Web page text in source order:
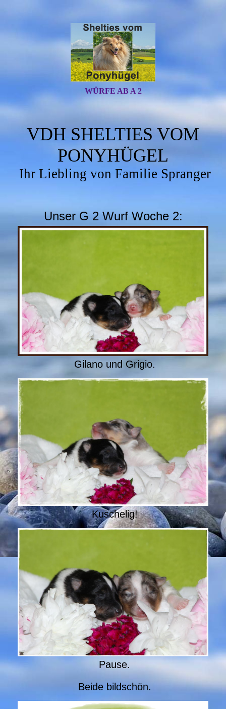
WÜRFE AB A 2
VDH SHELTIES VOM
PONYHÜGEL
Ihr Liebling von Familie Spranger
Unser G 2 Wurf Woche 2:
Gilano und Grigio.
Kuschelig!
Pause.
Beide bildschön.